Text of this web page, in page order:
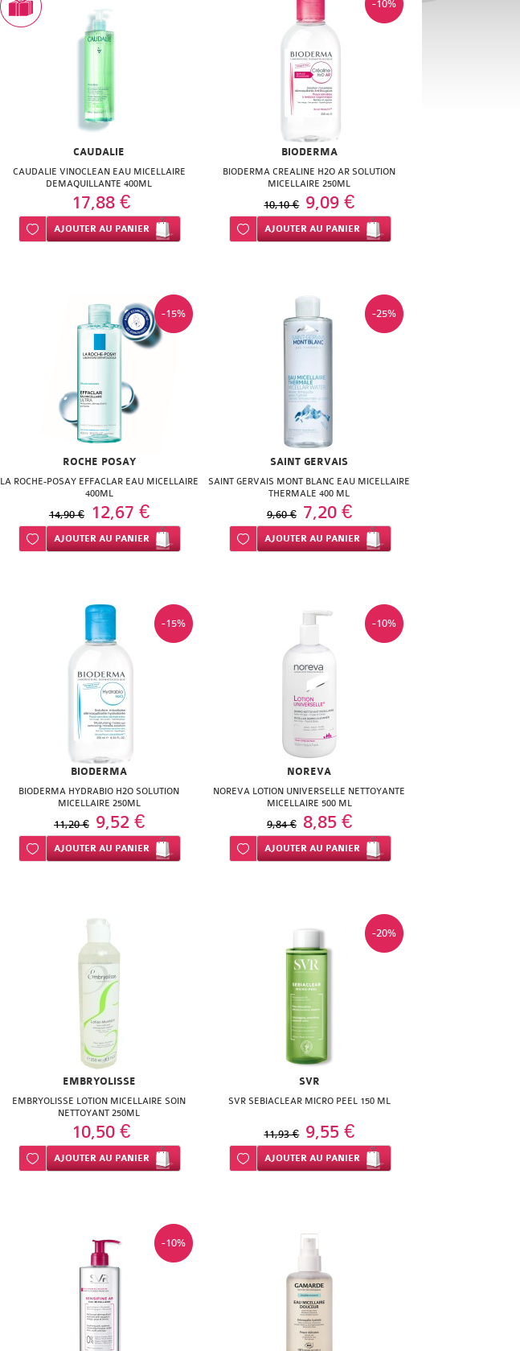
CAUDALIE
CAUDALIE VINOCLEAN EAU MICELLAIRE
DEMAQUILLANTE 400ML
17,88 €
Ajouter à ma liste d’envie
AJOUTERAU PANIER
-10%
BIODERMA
BIODERMA CREALINE H2O AR SOLUTION
MICELLAIRE 250ML
10,10 € 9,09 €
Ajouter à ma liste d’envie
AJOUTER AU PANIER
-15%
ROCHE POSAY
LA ROCHE-POSAY EFFACLAR EAU MICELLAIRE
400ML
14,90 € 12,67 €
Ajouter à ma liste d’envie
AJOUTERAU PANIER
-25%
SAINT GERVAIS
SAINT GERVAIS MONT BLANC EAU MICELLAIRE
THERMALE 400 ML
9,60 € 7,20 €
Ajouter à ma liste d’envie
AJOUTER AU PANIER
-15%
BIODERMA
BIODERMA HYDRABIO H2O SOLUTION
MICELLAIRE 250ML
11,20 € 9,52 €
Ajouter à ma liste d’envie
AJOUTERAU PANIER
-10%
NOREVA
NOREVA LOTION UNIVERSELLE NETTOYANTE
MICELLAIRE 500 ML
9,84 € 8,85 €
Ajouter à ma liste d’envie
AJOUTER AU PANIER
EMBRYOLISSE
EMBRYOLISSE LOTION MICELLAIRE SOIN
NETTOYANT 250ML
10,50 €
Ajouter à ma liste d’envie
AJOUTERAU PANIER
-20%
SVR
SVR SEBIACLEAR MICRO PEEL 150 ML
11,93 € 9,55 €
Ajouter à ma liste d’envie
AJOUTER AU PANIER
-10%